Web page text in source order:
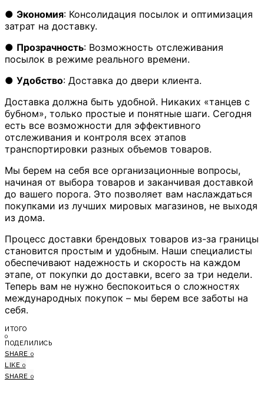
● Экономия: Консолидация посылок и оптимизация
затрат на доставку.
● Прозрачность: Возможность отслеживания
посылок в режиме реального времени.
● Удобство: Доставка до двери клиента.
Доставка должна быть удобной. Никаких «танцев с
бубном», только простые и понятные шаги. Сегодня
есть все возможности для эффективного
отслеживания и контроля всех этапов
транспортировки разных объемов товаров.
Мы берем на себя все организационные вопросы,
начиная от выбора товаров и заканчивая доставкой
до вашего порога. Это позволяет вам наслаждаться
покупками из лучших мировых магазинов, не выходя
из дома.
Процесс доставки брендовых товаров из-за границы
становится простым и удобным. Наши специалисты
обеспечивают надежность и скорость на каждом
этапе, от покупки до доставки, всего за три недели.
Теперь вам не нужно беспокоиться о сложностях
международных покупок – мы берем все заботы на
себя.
ИТОГО
0
ПОДЕЛИЛИСЬ
SHARE 0
LIKE 0
SHARE 0